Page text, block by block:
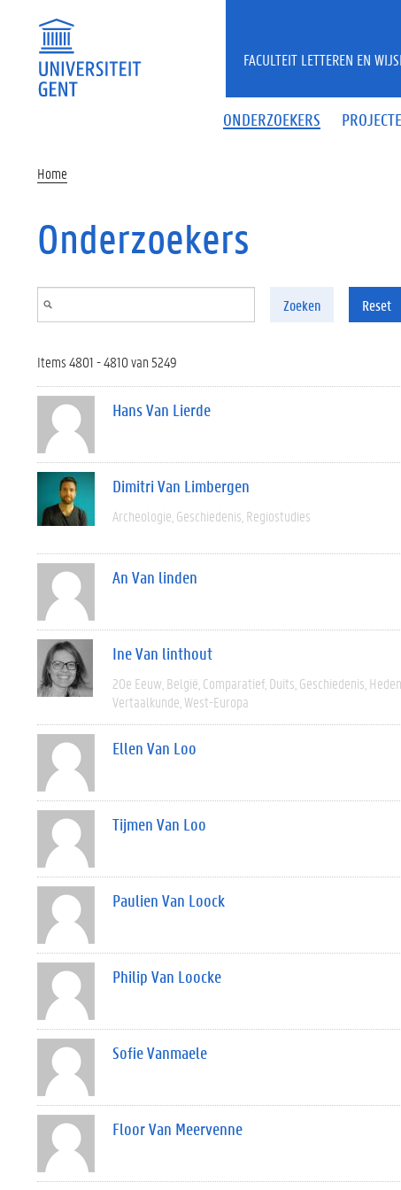
ONDERZOEKERS
FACULTEIT LETTEREN EN
Home
Onderzoekers
Zoeken Reset
Items 4801 - 4810 van 5249
Hans Van Lierde
Dimitri Van Limbergen
Archeologie Geschiedenis Regiostudies
An Van linden
Ine Van linthout
20e Eeuw België Comparatief Duits Geschiedenis
Vertaalkunde West-Europa
Ellen Van Loo
Tijmen Van Loo
Paulien Van Loock
Philip Van Loocke
Sofie Vanmaele
Floor Van Meervenne